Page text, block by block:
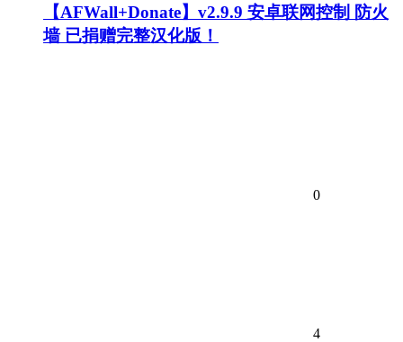
【AFWall+Donate】v2.9.9 安卓联网控制 防火
墙 已捐赠完整汉化版！
0
4